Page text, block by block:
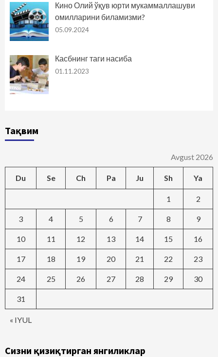
Кино Олий ўқув юрти мукаммаллашуви
омилларини биламизми?
05.09.2024
Касбнинг таги насиба
01.11.2023
Тақвим
Avgust 2026
Du Se Ch Pa Ju Sh Ya
« IYUL
1 2
3 4 5 6 7 8 9
10 11 12 13 14 15 16
17 18 19 20 21 22 23
24 25 26 27 28 29 30
31
Сизни қизиқтирган янгиликлар